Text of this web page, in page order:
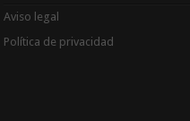
Aviso legal
Política de privacidad